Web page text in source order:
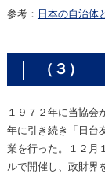
参考： 日本の自治体
（３）
１９７２年に当協会
年に引き続き「日台
業を行った。１２月
ルで開催し、政財界